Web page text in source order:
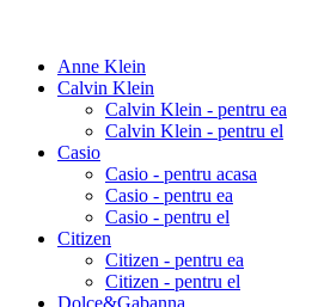
Anne Klein
Calvin Klein
Calvin Klein - pentru ea
Calvin Klein - pentru el
Casio
Casio - pentru acasa
Casio - pentru ea
Casio - pentru el
Citizen
Citizen - pentru ea
Citizen - pentru el
Dolce&Gabanna